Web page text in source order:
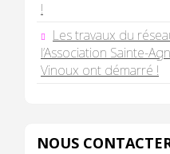
!
Les travaux du
l’Association Sainte-
Vinoux ont démarré !
NOUS